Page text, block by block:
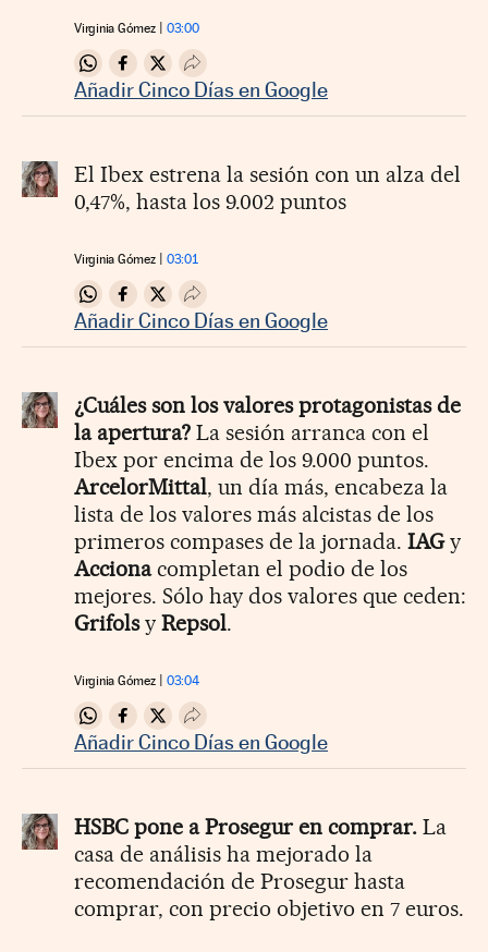
Virginia Gómez 03:00
Compartir en Whatsapp
Compartir en Facebook
Compartir en Twitter
Desplegar Redes Sociales
Añadir Cinco Días en Google
El Ibex estrena la sesión con un alza del
0,47%, hasta los 9.002 puntos
Virginia Gómez 03:01
Compartir en Whatsapp
Compartir en Facebook
Compartir en Twitter
Desplegar Redes Sociales
Añadir Cinco Días en Google
¿Cuáles son los valores protagonistas de
la apertura? La sesión arranca con el
Ibex por encima de los 9.000 puntos.
ArcelorMittal, un día más, encabeza la
lista de los valores más alcistas de los
primeros compases de la jornada. IAGy
Accionacompletan el podio de los
mejores. Sólo hay dos valores que ceden:
Grifolsy Repsol.
Virginia Gómez 03:04
Compartir en Whatsapp
Compartir en Facebook
Compartir en Twitter
Desplegar Redes Sociales
Añadir Cinco Días en Google
HSBC pone a Prosegur en comprar. La
casa de análisis ha mejorado la
recomendación de Prosegur hasta
comprar, con precio objetivo en 7 euros.